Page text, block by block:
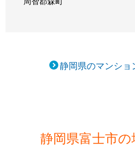
静岡県のマンショ
静岡県富士市